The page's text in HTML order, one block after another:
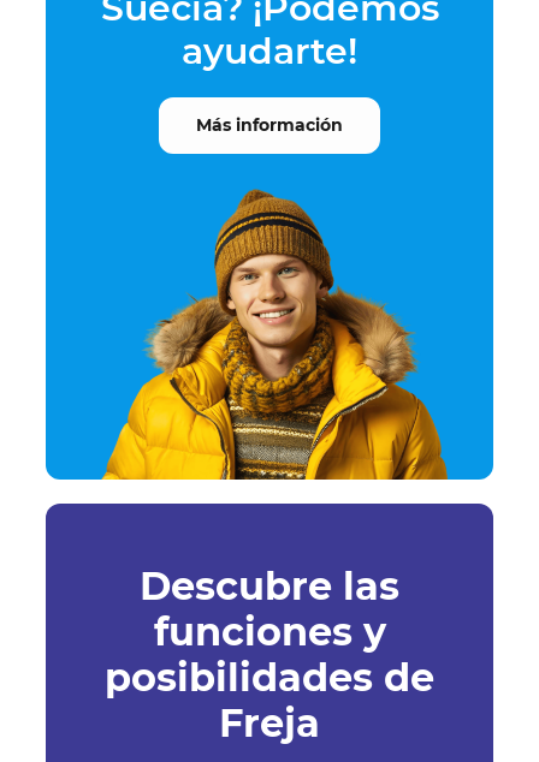
ayudarte!
Más información
Descubre las
funciones y
posibilidades de
Freja